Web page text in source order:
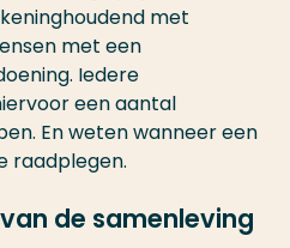
met
met een
Iedere
een aantal
En weten wanneer een
raadplegen.
de samenleving